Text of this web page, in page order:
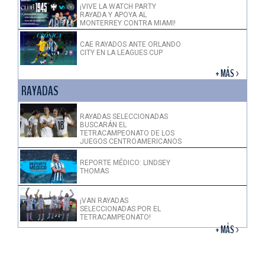
¡VIVE LA WATCH PARTY
RAYADA Y APOYA AL
MONTERREY CONTRA MIAMI!
CAE RAYADOS ANTE ORLANDO
CITY EN LA LEAGUES CUP
+ MÁS >
RAYADAS
RAYADAS SELECCIONADAS
BUSCARÁN EL
TETRACAMPEONATO DE LOS
JUEGOS CENTROAMERICANOS
REPORTE MÉDICO: LINDSEY
THOMAS
¡VAN RAYADAS
SELECCIONADAS POR EL
TETRACAMPEONATO!
+ MÁS >